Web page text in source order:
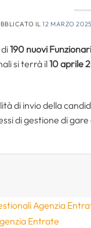
IL12 MARZO 2025
190 nuovi Funzionari
si terrà il10 aprile
di invio della
di gestione di
Agenzia
Entrate